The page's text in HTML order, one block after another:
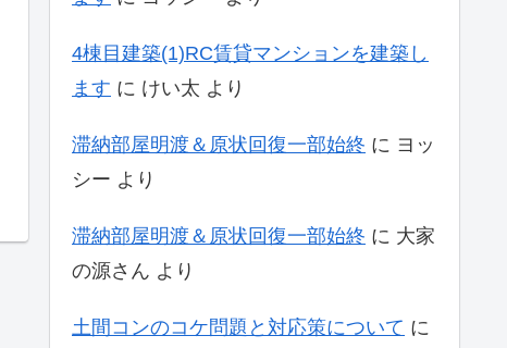
4棟目建築(1)RC賃貸マンションを建築し
ます に けい太 より
滞納部屋明渡＆原状回復一部始終 に ヨッ
シー より
滞納部屋明渡＆原状回復一部始終 に 大家
の源さん より
土間コンのコケ問題と対応策について に